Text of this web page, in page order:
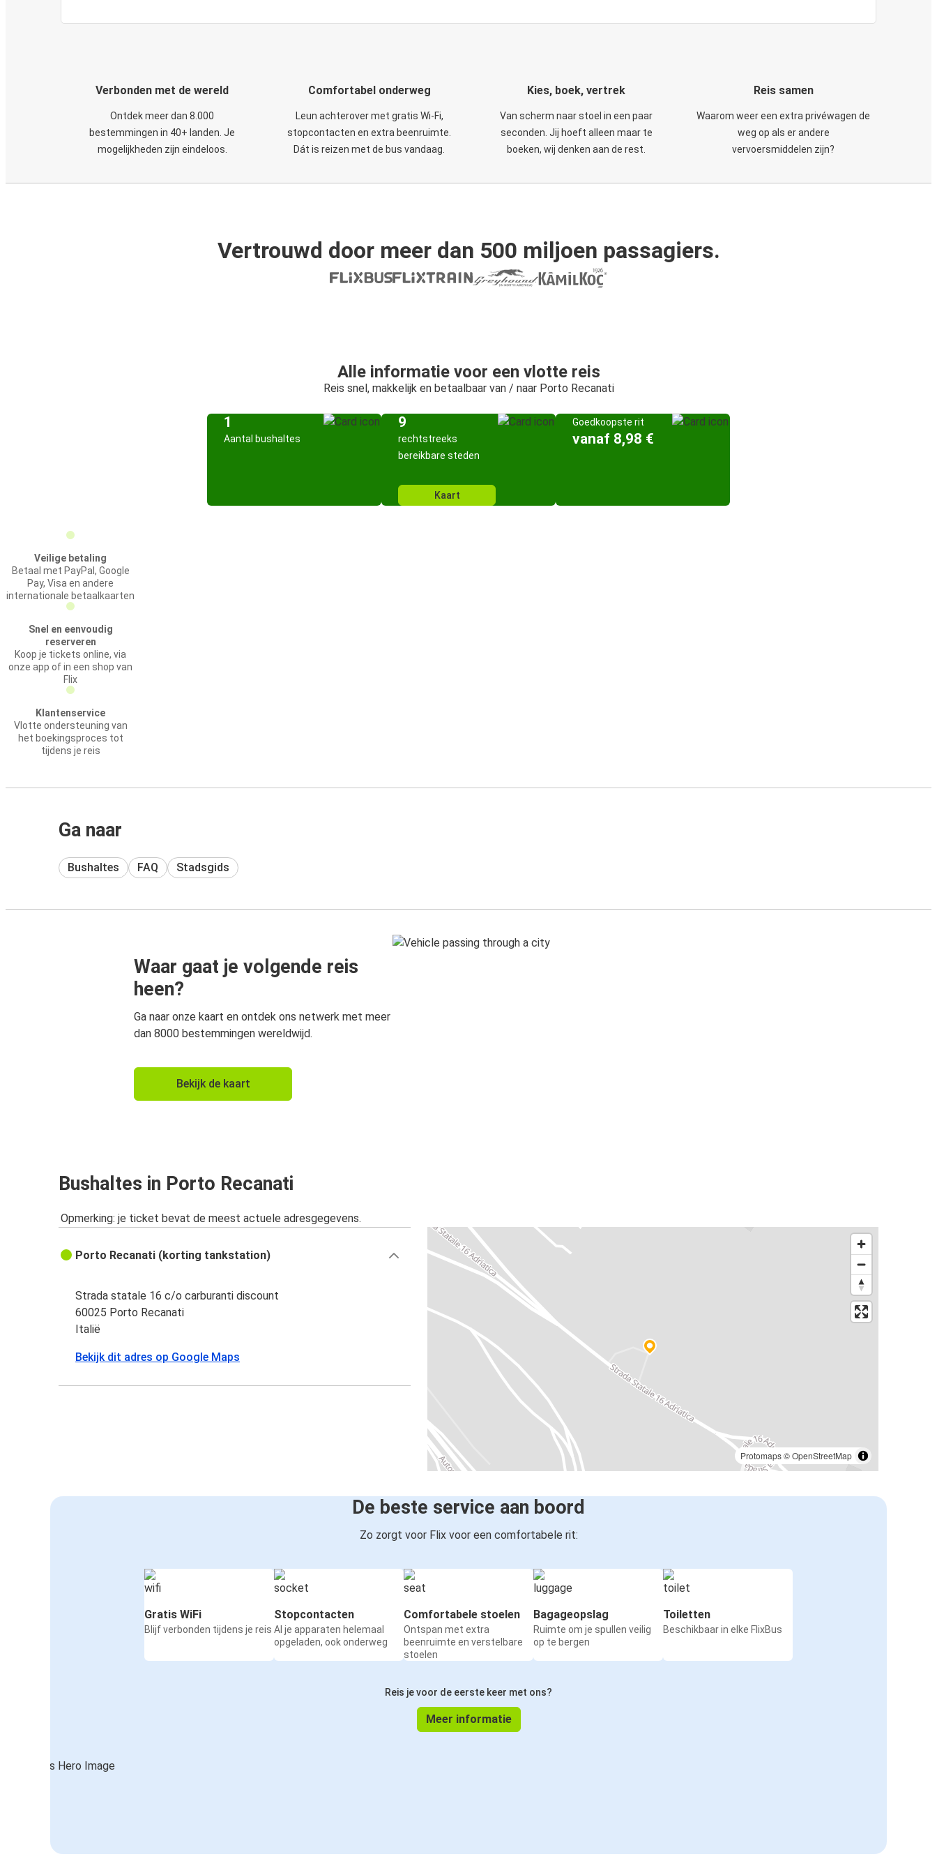
Verbonden met de wereld
Ontdek meer dan 8.000
bestemmingen in 40+ landen. Je
mogelijkheden zijn eindeloos.
Comfortabel onderweg
Leun achterover met gratis Wi-Fi,
stopcontacten en extra beenruimte.
Dát is reizen met de bus vandaag.
Kies, boek, vertrek
Van scherm naar stoel in een paar
seconden. Jij hoeft alleen maar te
boeken, wij denken aan de rest.
Reis samen
Waarom weer een extra privéwagen de
weg op als er andere
vervoersmiddelen zijn?
Vertrouwd door meer dan 500 miljoen passagiers.
Alle informatie voor een vlotte reis
Reis snel, makkelijk en betaalbaar van / naar Porto Recanati
1
Aantal bushaltes
9
rechtstreeks
bereikbare steden
Kaart
Goedkoopste rit
vanaf 8,98 €
Veilige betaling
Betaal met PayPal, Google
Pay, Visa en andere
internationale betaalkaarten
Snel en eenvoudig
reserveren
Koop je tickets online, via
onze app of in een shop van
Flix
Klantenservice
Vlotte ondersteuning van
het boekingsproces tot
tijdens je reis
Ga naar
Bushaltes FAQ Stadsgids
Waar gaat je volgende reis
heen?
Ga naar onze kaart en ontdek ons netwerk met meer
dan 8000 bestemmingen wereldwijd.
Bekijk de kaart
Bushaltes in Porto Recanati
Opmerking: je ticket bevat de meest actuele adresgegevens.
Protomaps©OpenStreetMap
Porto Recanati (korting tankstation)
Strada statale 16 c/o carburanti discount
60025 Porto Recanati
Italië
Bekijk dit adres op Google Maps
De beste service aan boord
Zo zorgt voor Flix voor een comfortabele rit:
Gratis WiFi
Blijf verbonden tijdens je reis
Stopcontacten
Al je apparaten helemaal
opgeladen, ook onderweg
Comfortabele stoelen
Ontspan met extra
beenruimte en verstelbare
stoelen
Bagageopslag
Ruimte om je spullen veilig
op te bergen
Toiletten
Beschikbaar in elke FlixBus
Reis je voor de eerste keer met ons?
Meer informatie